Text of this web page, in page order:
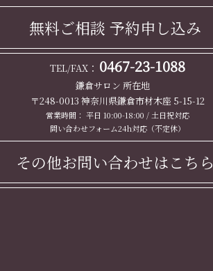
無料ご相談 予約申し込み
TEL/FAX： 0467-23-1088
鎌倉サロン 所在地
〒248-0013 神奈川県鎌倉市材木座 5-15-12
営業時間： 平日 10:00-18:00 / 土日祝対応
問い合わせフォーム24h対応（不定休）
その他お問い合わせはこちら